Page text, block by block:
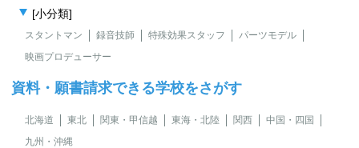
[小分類]
スタントマン 録音技師 特殊効果スタッフ
パーツモデル
映画プロデューサー
資料・願書請求できる学校をさがす
北海道 東北 関東・甲信越 東海・北陸 関西
中国・四国
九州・沖縄